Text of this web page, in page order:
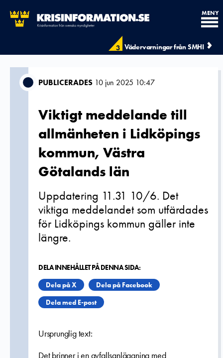
3 Vädervarningar från SMHI
MENY
PUBLICERADES 10 jun 2025 10:47
Viktigt meddelande till
allmänheten i Lidköpings
kommun, Västra
Götalands län
Uppdatering 11.31 10/6. Det
viktiga meddelandet som utfärdades
för Lidköpings kommun gäller inte
längre.
DELA INNEHÅLLET PÅ DENNA SIDA:
Dela på X
Dela på Facebook
Dela med E-post
Ursprunglig text:
Det brinner i en avfallsanläggning med